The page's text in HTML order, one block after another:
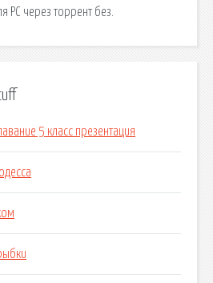
PC через торрент без.
5 класс презентация